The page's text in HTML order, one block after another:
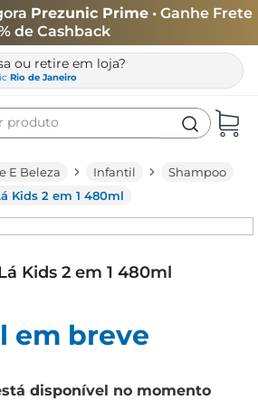
Prezunic Prime • Ganhe Frete
de Cashback
ou retire em loja?
Rio de Janeiro
E Beleza Infantil
Shampoo
Kids 2 em 1 480ml
Kids 2 em 1 480ml
em breve
disponível no momento